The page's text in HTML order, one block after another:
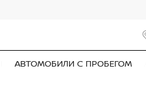
АВТОМОБИЛИ С ПРОБЕГОМ